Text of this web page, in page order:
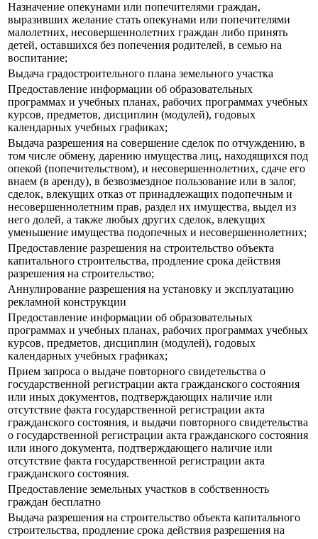
Назначение опекунами или попечителями граждан,
выразивших желание стать опекунами или попечителями
малолетних, несовершеннолетних граждан либо принять
детей, оставшихся без попечения родителей, в семью на
воспитание;
Выдача градостроительного плана земельного участка
Предоставление информации об образовательных
программах и учебных планах, рабочих программах учебных
курсов, предметов, дисциплин (модулей), годовых
календарных учебных графиках;
Выдача разрешения на совершение сделок по отчуждению, в
том числе обмену, дарению имущества лиц, находящихся под
опекой (попечительством), и несовершеннолетних, сдаче его
внаем (в аренду), в безвозмездное пользование или в залог,
сделок, влекущих отказ от принадлежащих подопечным и
несовершеннолетним прав, раздел их имущества, выдел из
него долей, а также любых других сделок, влекущих
уменьшение имущества подопечных и несовершеннолетних;
Предоставление разрешения на строительство объекта
капитального строительства, продление срока действия
разрешения на строительство;
Аннулирование разрешения на установку и эксплуатацию
рекламной конструкции
Предоставление информации об образовательных
программах и учебных планах, рабочих программах учебных
курсов, предметов, дисциплин (модулей), годовых
календарных учебных графиках;
Прием запроса о выдаче повторного свидетельства о
государственной регистрации акта гражданского состояния
или иных документов, подтверждающих наличие или
отсутствие факта государственной регистрации акта
гражданского состояния, и выдачи повторного свидетельства
о государственной регистрации акта гражданского состояния
или иного документа, подтверждающего наличие или
отсутствие факта государственной регистрации акта
гражданского состояния.
Предоставление земельных участков в собственность
граждан бесплатно
Выдача разрешения на строительство объекта капитального
строительства, продление срока действия разрешения на